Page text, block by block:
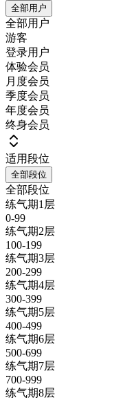
全部用户
全部用户
游客
登录用户
体验会员
月度会员
季度会员
年度会员
终身会员
适用段位
全部段位
全部段位
练气期1层
0-99
练气期2层
100-199
练气期3层
200-299
练气期4层
300-399
练气期5层
400-499
练气期6层
500-699
练气期7层
700-999
练气期8层